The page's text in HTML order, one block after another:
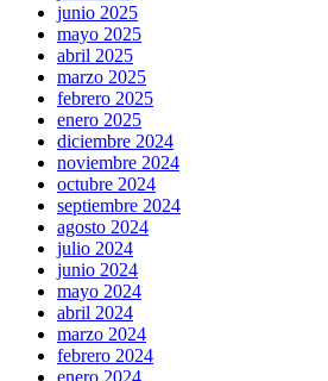
junio 2025
mayo 2025
abril 2025
marzo 2025
febrero 2025
enero 2025
diciembre 2024
noviembre 2024
octubre 2024
septiembre 2024
agosto 2024
julio 2024
junio 2024
mayo 2024
abril 2024
marzo 2024
febrero 2024
enero 2024